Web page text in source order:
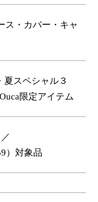
ス・カバー・キャ
夏スペシャル３
限定アイテム
／
）対象品